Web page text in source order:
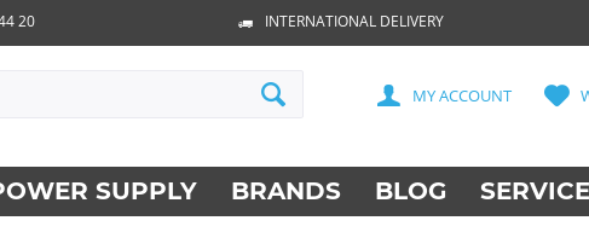
20 INTERNATIONAL DELIVERY
MY ACCOUNT
SUPPLY BRANDS BLOG SERVICE